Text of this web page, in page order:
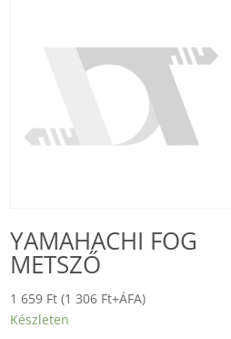
YAMAHACHI FOG
METSZŐ
1 659 Ft (1 306 Ft+ÁFA)
Készleten